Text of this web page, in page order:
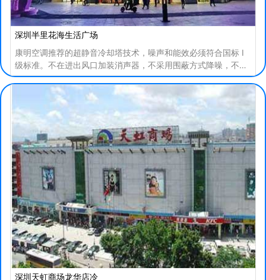
深圳半里花海生活广场
康明空调推荐的超静音冷却塔技术，噪声和能效必须符合国标 I
级标准。不在进出风口加装消声器，不采用围蔽方式降噪，不牺
牲散热效率和设计风量，不采用变频方式降低转速，
深圳天虹商场龙华店冷